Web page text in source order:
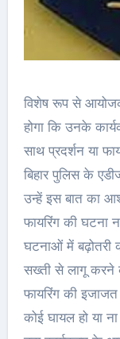
विशेष रूप से
होगा कि उनके
साथ प्रदर्शन या
बिहार पुलिस के
उन्हें इस बात का
फायरिंग की घटना
घटनाओं में बढ़ोतरी
सख्ती से लागू करने
फायरिंग की इजाजत
कोई घायल हो या